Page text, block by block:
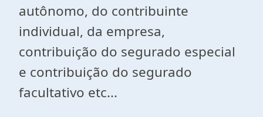
autônomo, do contribuinte
individual, da empresa,
contribuição do segurado especial
e contribuição do segurado
facultativo etc...